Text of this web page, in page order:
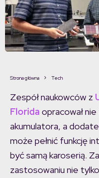
Strona główna Tech
Zespół naukowców z
Florida opracował
akumulatora, a
może pełnić funkcję
być samą karoserią.
zastosowaniu nie